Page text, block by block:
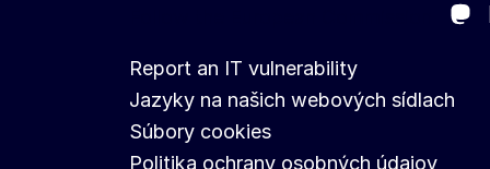
Report an IT vulnerability
Jazyky na našich webových sídlach
Súbory cookies
Politika ochrany osobných údajov